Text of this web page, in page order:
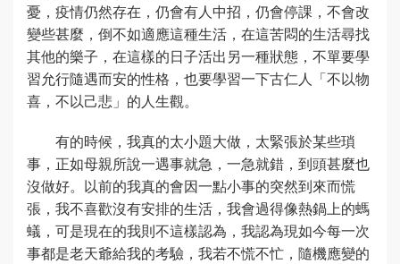
憂，疫情仍然存在，仍會有人中招，仍會停課，不會改
變些甚麼，倒不如適應這種生活，在這苦悶的生活尋找
其他的樂子，在這樣的日子活出另一種狀態，不單要學
習允行隨遇而安的性格，也要學習一下古仁人「不以物
喜，不以己悲」的人生觀。
有的時候，我真的太小題大做，太緊張於某些瑣
事，正如母親所說一遇事就急，一急就錯，到頭甚麼也
沒做好。以前的我真的會因一點小事的突然到來而慌
張，我不喜歡沒有安排的生活，我會過得像熱鍋上的螞
蟻，可是現在的我則不這樣認為，我認為現如今每一次
事都是老天爺給我的考驗，我若不慌不忙，隨機應變的